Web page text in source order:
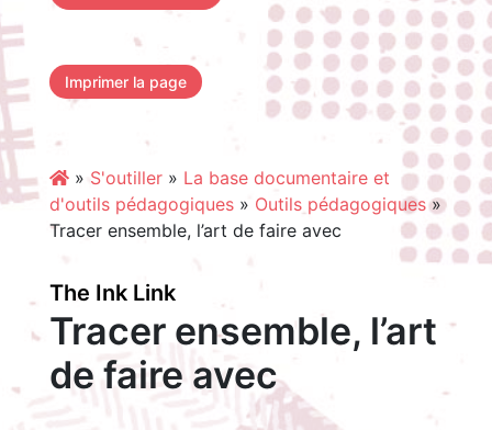
Imprimer la page
» S'outiller» La base documentaire et
d'outils pédagogiques» Outils pédagogiques»
Tracer ensemble, l’art de faire avec
The Ink Link
Tracer ensemble, l’art
de faire avec